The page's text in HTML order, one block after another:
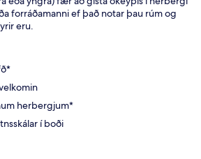
forráðamanni ef það notar þau rúm og
eru.
herbergjum*
í boði